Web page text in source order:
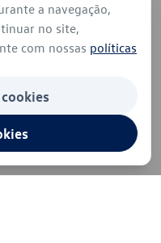
a navegação,
no site,
com nossas políticas